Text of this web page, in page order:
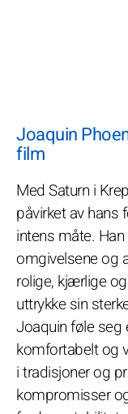
Joaquin
film
Med Saturn i
påvirket av hans
intens måte.
omgivelsene og
rolige, kjærlige
uttrykke sin
Joaquin føle seg
komfortabelt og
i tradisjoner og
kompromisser